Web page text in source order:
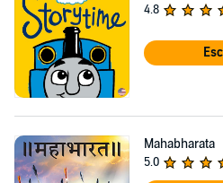
4.8
Mahabharata
5.0